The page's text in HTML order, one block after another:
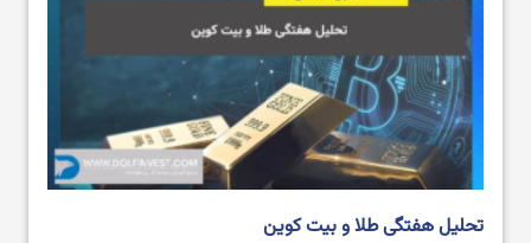
تحلیل هفتگی طلا و بیت کوین